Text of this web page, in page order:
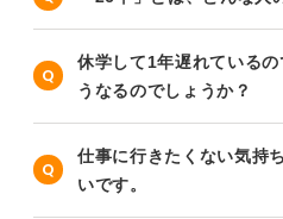
休学して1年遅れている
うなるのでしょうか？
仕事に行きたくない気持
いです。